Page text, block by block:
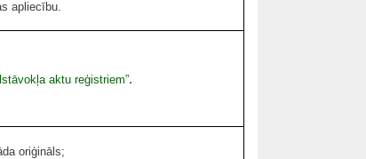
apliecību.
aktu reģistriem”.
oriģināls;